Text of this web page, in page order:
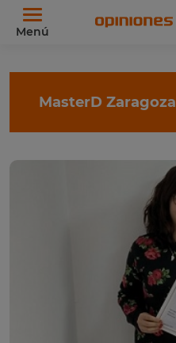
Menú
MasterD Zaragoza